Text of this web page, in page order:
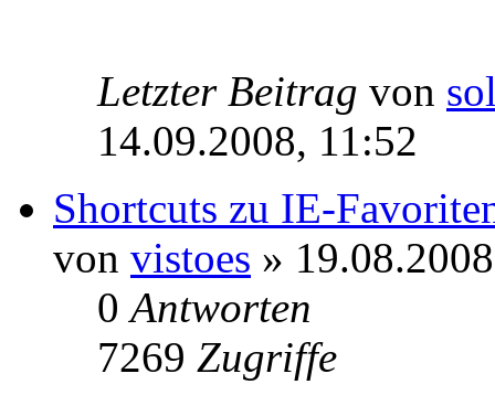
Letzter Beitrag von
14.09.2008, 11:52
Shortcuts zu IE-
von vistoes »
0Antworten
7269 Zugriffe